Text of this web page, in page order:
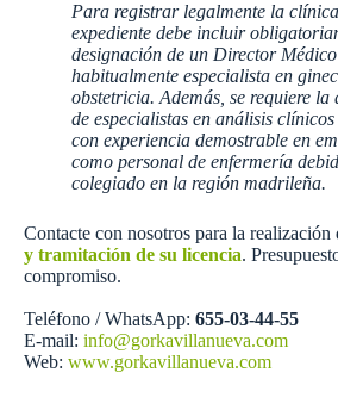
Para registrar legalmente la
expediente debe incluir
designación de un Director Médico
habitualmente especialista en
obstetricia. Además, se requiere la
de especialistas en análisis
con experiencia demostrable en
como personal de enfermería
colegiado en la región madrileña.
Contacte con nosotros para la realización
y tramitación de su licencia.
compromiso.
Teléfono / WhatsApp: 655-03-44-55
E-mail: info@gorkavillanueva.com
Web: www.gorkavillanueva.com